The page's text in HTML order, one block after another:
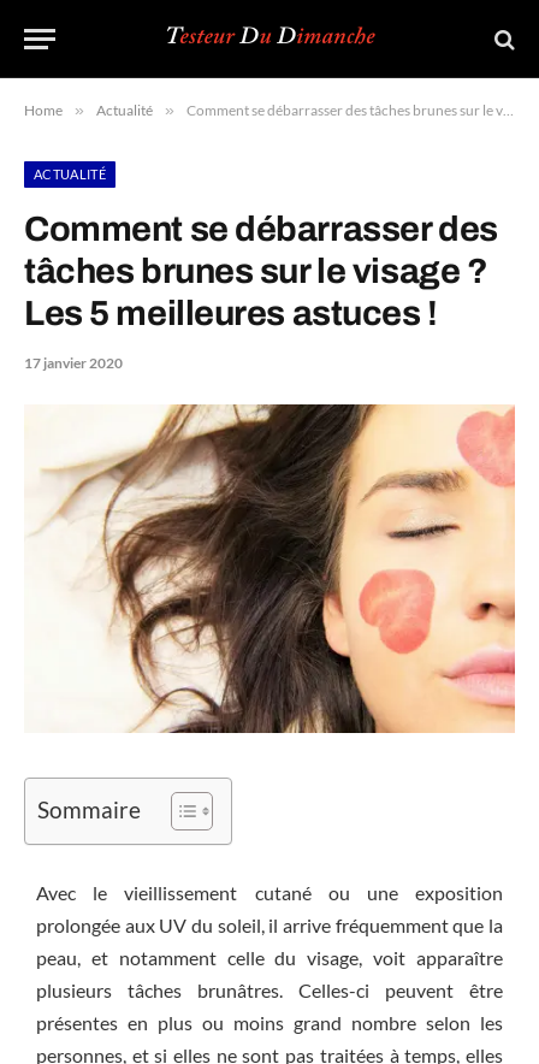
Home » Actualité » Comment se débarrasser des tâches brunes sur le visage ? Les 5 meilleures astuces !
ACTUALITÉ
Comment se débarrasser des
tâches brunes sur le visage ?
Les 5 meilleures astuces !
17 janvier 2020
Sommaire
Avec le vieillissement cutané ou une exposition
prolongée aux UV du soleil, il arrive fréquemment que la
peau, et notamment celle du visage, voit apparaître
plusieurs tâches brunâtres. Celles-ci peuvent être
présentes en plus ou moins grand nombre selon les
personnes, et si elles ne sont pas traitées à temps, elles